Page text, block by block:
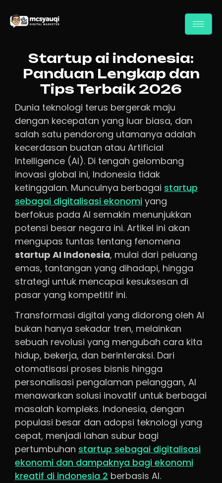
Startup ai indonesia:
Panduan Lengkap dan
Tips Terbaik 2026
Dunia teknologi terus bergerak maju
dengan kecepatan yang luar biasa, dan
salah satu pendorong utamanya adalah
kecerdasan buatan atau Artificial
Intelligence (AI). Di tengah gelombang
inovasi global ini, Indonesia tidak
ketinggalan. Munculnya berbagai startup
sebagai digitalisasi ekonomi yang
berfokus pada AI semakin menunjukkan
potensi besar negara ini. Artikel ini akan
mengupas tuntas tentang fenomena
startup AI Indonesia, mulai dari peluang
emas, tantangan yang dihadapi, hingga
strategi untuk mencapai kesuksesan di
pasar yang kompetitif ini.
Transformasi digital yang didorong oleh AI
bukan hanya sekadar tren, melainkan
sebuah revolusi yang mengubah cara kita
hidup, bekerja, dan berinteraksi. Dari
otomatisasi proses bisnis hingga
personalisasi pengalaman pelanggan, AI
menawarkan solusi inovatif untuk berbagai
masalah kompleks. Indonesia, dengan
populasi besar dan adopsi teknologi yang
cepat, menjadi lahan subur bagi
pertumbuhan startup sebagai digitalisasi
ekonomi dan dampaknya bagi ekonomi
kreatif di indonesia 2 berbasis AI.